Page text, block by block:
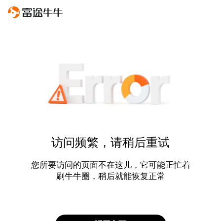
访问频繁，请稍后重试
您所要访问的页面不在这儿，它可能正忙着
刷牛牛圈，稍后就能恢复正常